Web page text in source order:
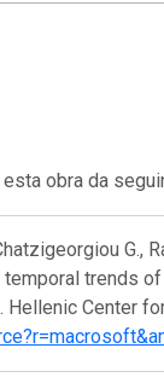
obra da
G.,
trends
Hellenic Center